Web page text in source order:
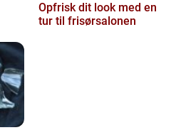
Opfrisk dit look med en
tur til frisørsalonen